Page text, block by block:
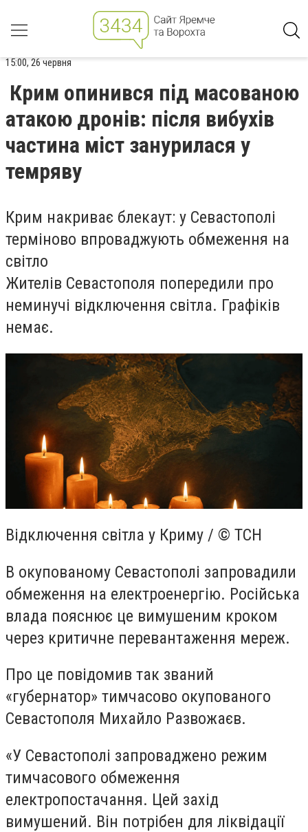
15:00, 26 червня
Крим опинився під масованою
атакою дронів: після вибухів
частина міст занурилася у
темряву
Крим накриває блекаут: у Севастополі
терміново впроваджують обмеження на
світло
Жителів Севастополя попередили про
неминучі відключення світла. Графіків
немає.
Відключення світла у Криму / © ТСН
В окупованому Севастополі запровадили
обмеження на електроенергію. Російська
влада пояснює це вимушеним кроком
через критичне перевантаження мереж.
Про це повідомив так званий
«губернатор» тимчасово окупованого
Севастополя Михайло Развожаєв.
«У Севастополі запроваджено режим
тимчасового обмеження
електропостачання. Цей захід
вимушений. Він потрібен для ліквідації